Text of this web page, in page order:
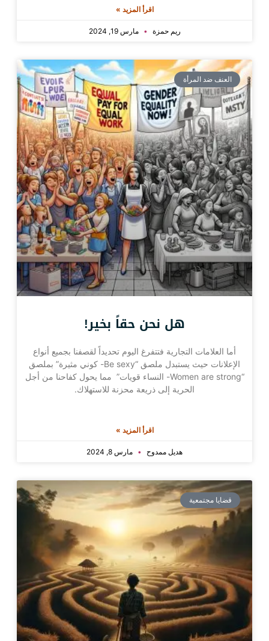
اقرأ المزيد »
ريم حمزة مارس 19, 2024
العنف ضد المرأة
هل نحن حقاً بخير!
أما العلامات التجارية فتتفرغ اليوم تحديداً لقصفنا بجميع أنواع
الإعلانات حيث يستبدل ملصق “Be sexy- كوني مثيرة” بملصق
“Women are strong- النساء قويات” مما يحول كفاحنا من أجل
الحرية إلى ذريعة محزنة للاستهلاك.
اقرأ المزيد »
هديل ممدوح مارس 8, 2024
قضايا مجتمعية